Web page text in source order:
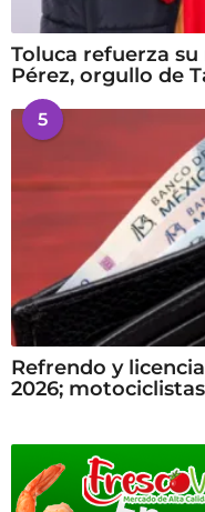
Toluca refuerza
Pérez, orgullo de
5
Refrendo y
2026;